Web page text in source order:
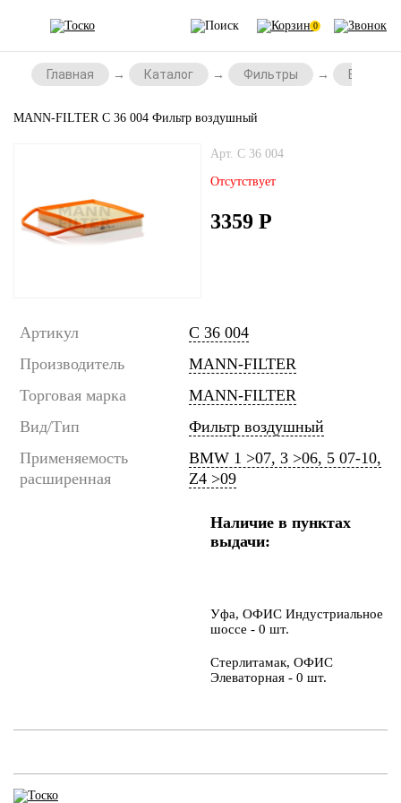
0
Главная Каталог Фильтры
MANN-FILTER C 36 004 Фильтр воздушный
Арт. C 36 004
Отсутствует
3359 Р
Артикул
C 36 004
Производитель
MANN-FILTER
Торговая марка
MANN-FILTER
Вид/Тип
Фильтр воздушный
Применяемость
расширенная
BMW 1 >07, 3 >06, 5 07-10,
Z4 >09
Наличие в пунктах
выдачи:
Уфа, ОФИС Индустриальное
шоссе - 0 шт.
Стерлитамак, ОФИС
Элеваторная - 0 шт.